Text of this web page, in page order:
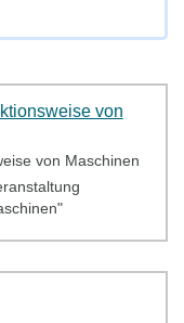
von
von Maschinen